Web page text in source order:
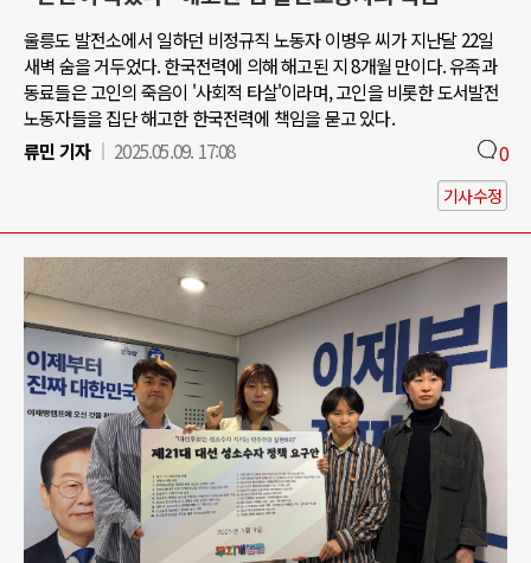
울릉도 발전소에서 일하던 비정규직 노동자 이병우 씨가 지난달 22일
새벽 숨을 거두었다. 한국전력에 의해 해고된 지 8개월 만이다. 유족과
동료들은 고인의 죽음이 '사회적 타살'이라며, 고인을 비롯한 도서발전
노동자들을 집단 해고한 한국전력에 책임을 묻고 있다.
류민 기자
2025.05.09. 17:08 0
기사수정